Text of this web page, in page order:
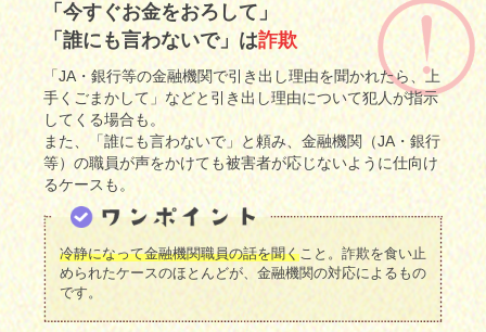
「今すぐお金をおろして」
「誰にも言わないで」は詐欺
「JA・銀行等の金融機関で引き出し理由を聞かれたら、上
手くごまかして」などと引き出し理由について犯人が指示
してくる場合も。
また、「誰にも言わないで」と頼み、金融機関（JA・銀行
等）の職員が声をかけても被害者が応じないように仕向け
るケースも。
冷静になって金融機関職員の話を聞くこと。詐欺を食い止
められたケースのほとんどが、金融機関の対応によるもの
です。